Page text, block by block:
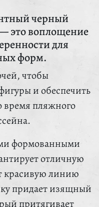
черный
это воплощение
для
форм.
чтобы
и обеспечить
время пляжного
формованными
отличную
красивую линию
придает изящный
притягивает